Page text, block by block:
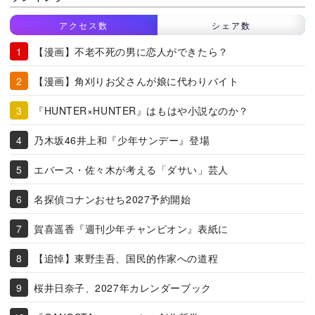
アクセス数 シェア数
【漫画】不老不死の男に恋人ができたら？
【漫画】角刈りお父さんが娘に代わりバイト
『HUNTER×HUNTER』はもはや小説なのか？
乃木坂46井上和『少年サンデー』登場
エバース・佐々木が考える「ダサい」芸人
名探偵コナンおせち2027予約開始
賀喜遥香『週刊少年チャンピオン』表紙に
【追悼】東野圭吾、国民的作家への道程
桜井日奈子、2027年カレンダーブック